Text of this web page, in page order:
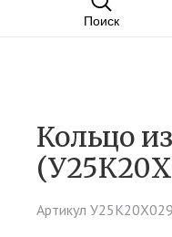
Поиск
Кольцо
Артикул У25К20X029